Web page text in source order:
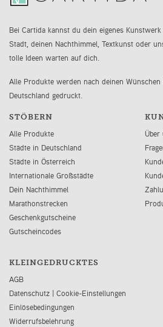
Bei Cartida kannst du dein eigenes
Stadt, deinen Nachthimmel, Textkunst oder
tolle Ideen warten auf dich.
Alle Produkte werden nach deinen
Deutschland gedruckt.
STÖBERN
Alle Produkte
Städte in Deutschland
Städte in Österreich
Internationale Großstädte
Dein Nachthimmel
Marathonstrecken
Geschenkgutscheine
Gutscheincodes
Über
KLEINGEDRUCKTES
AGB
Datenschutz | Cookie-Einstellungen
Einlösebedingungen
Widerrufsbelehrung